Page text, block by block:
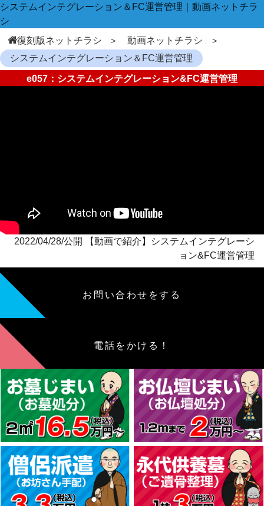
システムインテグレーション＆FC運営管理｜動画ネットチラ
シ
復刻版ネットチラシ
動画ネットチラシ
システムインテグレーション＆FC運営管理
e057：システムインテグレーション&FC運営管理
2022/04/28/公開 【動画で紹介】システムインテグレーシ
ョン&FC運営管理
お問い合わせをする
電話をかける！